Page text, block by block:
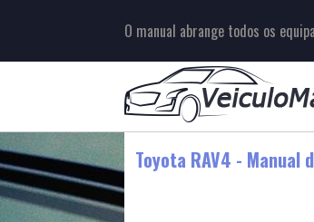
O manual abrange todos os
Toyota RAV4 - Manual